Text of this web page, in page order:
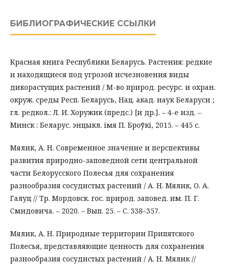
БИБЛИОГРАФИЧЕСКИЕ ССЫЛКИ
Красная книга Республики Беларусь. Растения: редкие
и находящиеся под угрозой исчезновения виды
дикорастущих растений / М-во природ. ресурс. и охран.
окруж. среды Респ. Беларусь, Нац. акад. наук Беларуси ;
гл. редкол.: Л. И. Хоружик (предс.) [и др.]. – 4-е изд. –
Минск : Беларус. энцыкл. імя П. Броўкі, 2015. – 445 с.
Мялик, А. Н. Современное значение и перспективы
развития природно-заповедной сети центральной
части Белорусского Полесья для сохранения
разнообразия сосудистых растений / А. Н. Мялик, О. А.
Галуц // Тр. Мордовск. гос. природ. заповед. им. П. Г.
Смидовича. – 2020. – Вып. 25. – С. 338–357.
Мялик, А. Н. Природные территории Припятского
Полесья, представляющие ценность для сохранения
разнообразия сосудистых растений / А. Н. Мялик //